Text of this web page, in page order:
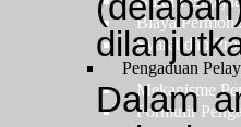
Biaya
Syarat dan
Pengaduan
Mekanisme
Formulir
Dalam